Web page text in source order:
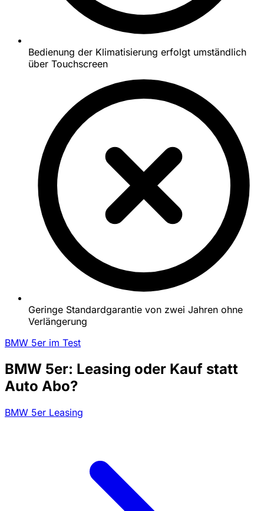
Bedienung der Klimatisierung erfolgt umständlich
über Touchscreen
Geringe Standardgarantie von zwei Jahren ohne
Verlängerung
BMW 5er im Test
BMW 5er: Leasing oder Kauf statt
Auto Abo?
BMW 5er Leasing